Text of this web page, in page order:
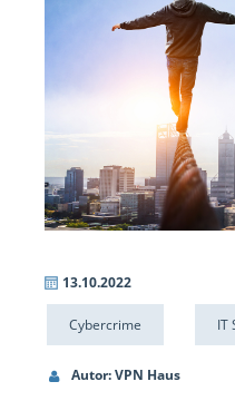
13.10.2022
Cybercrime IT
Autor: VPN Haus